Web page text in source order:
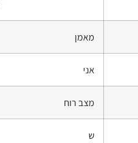
מאמן
אני
מצב רוח
ש